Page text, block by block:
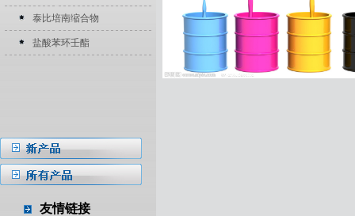
泰比培南缩合物
盐酸苯环壬酯
友情链接